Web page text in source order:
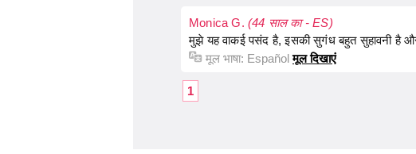
Monica G. (44 साल का - ES)
मुझे यह वाकई पसंद है, इसकी सुगंध बहुत सुहावनी है
मूल भाषा: Español मूल दिखाएं
1